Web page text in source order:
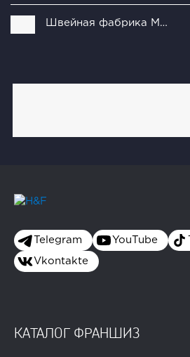
Швейная фабрика Мечта
Telegram YouTube
Vkontakte
КАТАЛОГ ФРАНШИЗ